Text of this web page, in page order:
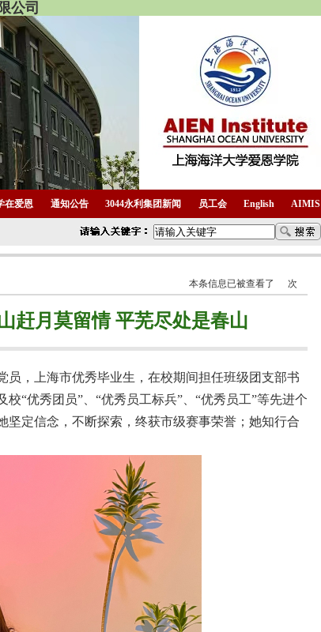
公司
在爱恩 通知公告 3044永利集团新闻 员工会 English AIMIS
本条信息已被查看了 次
赶月莫留情 平芜尽处是春山
员，上海市优秀毕业生，在校期间担任班级团支部书
“优秀团员”、“优秀员工标兵”、“优秀员工”等先进个
坚定信念，不断探索，终获市级赛事荣誉；她知行合